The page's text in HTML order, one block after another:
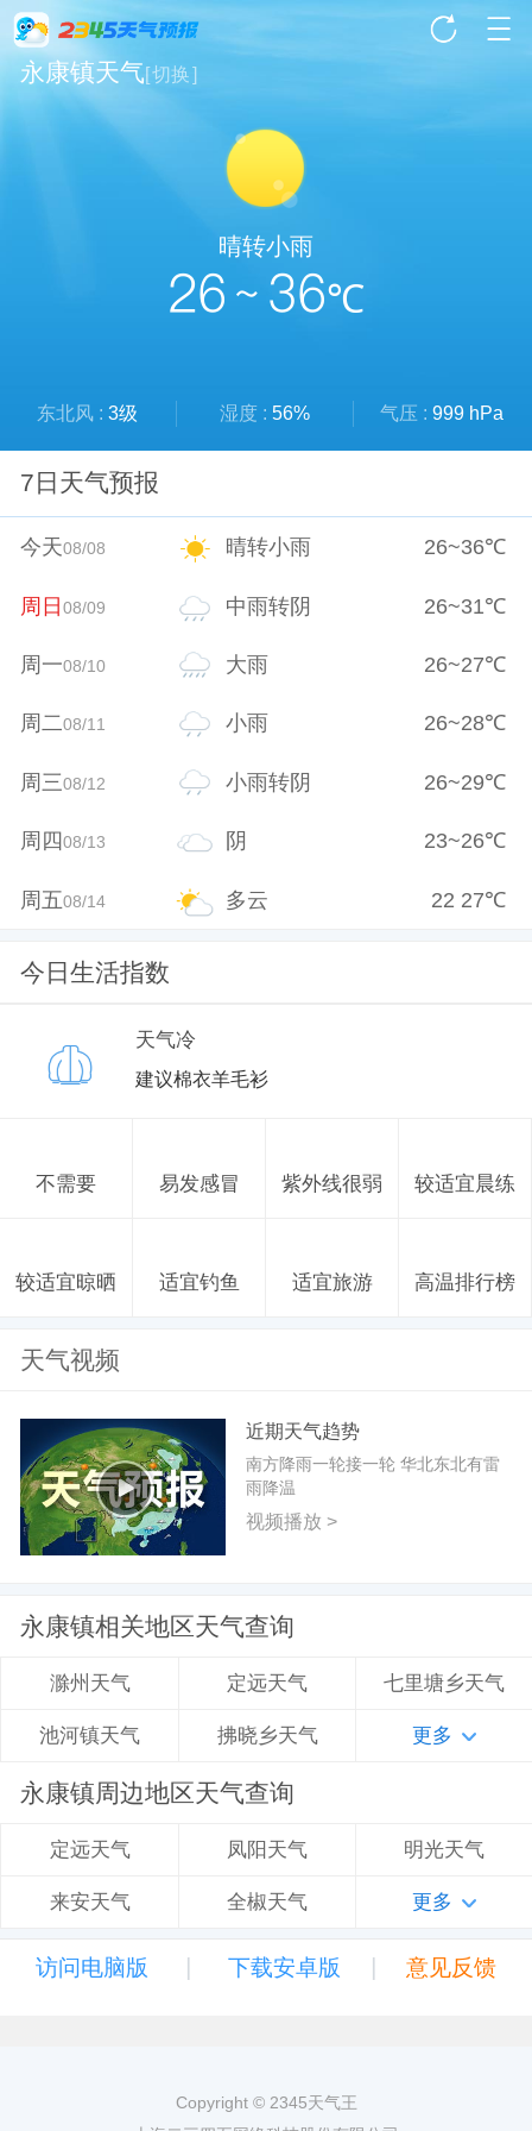
永康镇天气[切换]
晴转小雨
26 ~ 36℃
东北风 :3级 湿度 : 56% 气压 : 999 hPa
7日天气预报
今天08/08 晴转小雨 26~36℃
周日08/09 中雨转阴 26~31℃
周一08/10 大雨 26~27℃
周二08/11 小雨 26~28℃
周三08/12 小雨转阴 26~29℃
周四08/13 阴 23~26℃
周五08/14 多云 22 27℃
今日生活指数
天气冷
建议棉衣羊毛衫
不需要 易发感冒 紫外线很弱 较适宜晨练
较适宜晾晒 适宜钓鱼 适宜旅游 高温排行榜
天气视频
近期天气趋势
南方降雨一轮接一轮 华北东北有雷
雨降温
视频播放 >
永康镇相关地区天气查询
滁州天气 定远天气 七里塘乡天气
池河镇天气 拂晓乡天气 更多
永康镇周边地区天气查询
定远天气 凤阳天气 明光天气
来安天气 全椒天气 更多
访问电脑版 | 下载安卓版 | 意见反馈
Copyright © 2345天气王